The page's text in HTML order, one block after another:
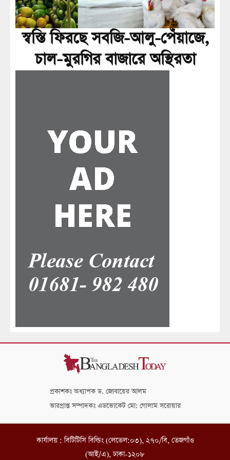
স্বস্তি ফিরছে সবজি-আলু-পেঁয়াজে,
চাল-মুরগির বাজারে অস্থিরতা
প্রকাশকঃ অধ্যাপক ড. জোবায়ের আলম
ভারপ্রাপ্ত সম্পাদকঃ এডভোকেট মো: গোলাম সরোয়ার
কার্যালয় : বিটিটিসি বিল্ডিং (লেভেল:০৩), ২৭০/বি, তেজগাঁও
(আই/এ), ঢাকা-১২০৮